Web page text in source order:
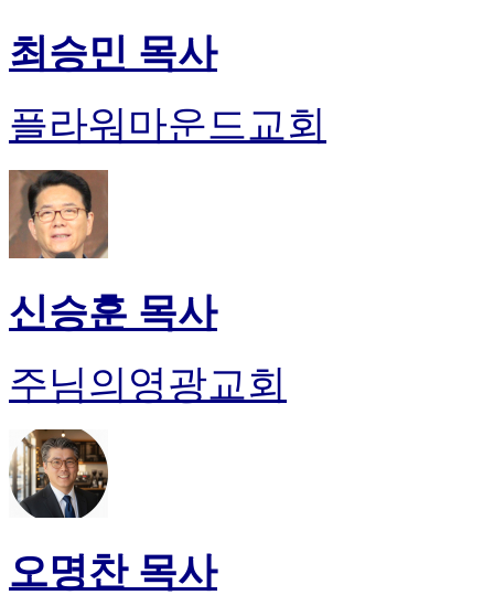
최승민 목사
플라워마운드교회
신승훈 목사
주님의영광교회
오명찬 목사